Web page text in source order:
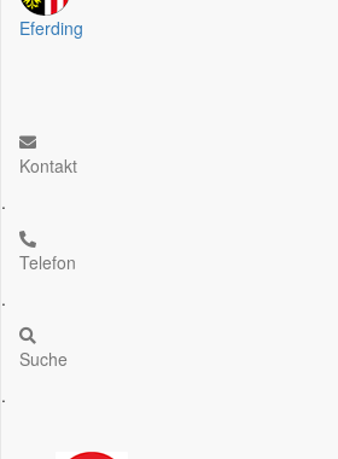
Eferding
Kontakt
.
Telefon
.
Suche
.